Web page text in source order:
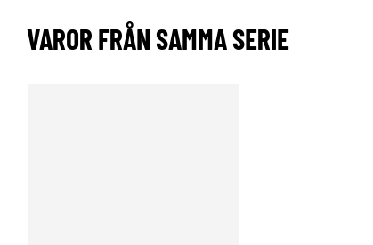
VAROR FRÅN SAMMA SERIE